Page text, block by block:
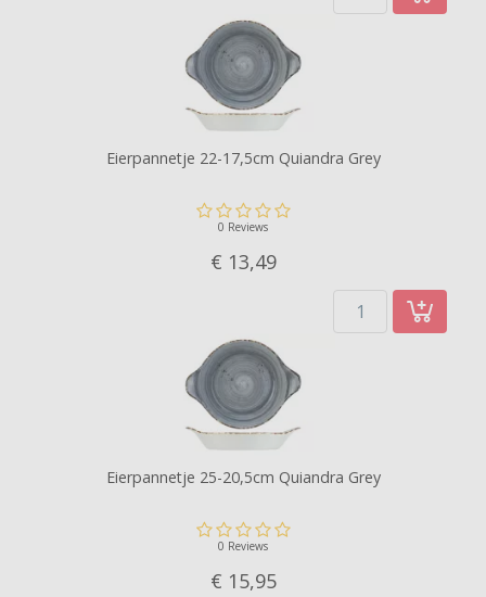
Eierpannetje 22-17,5cm Quiandra Grey
0 Reviews
€ 13,49
Eierpannetje 25-20,5cm Quiandra Grey
0 Reviews
€ 15,95